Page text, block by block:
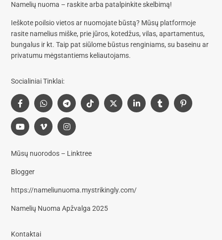
Namelių nuoma – raskite arba patalpinkite skelbimą!
Ieškote poilsio vietos ar nuomojate būstą? Mūsų platformoje
rasite namelius miške, prie jūros, kotedžus, vilas, apartamentus,
bungalus ir kt. Taip pat siūlome būstus renginiams, su baseinu ar
privatumu mėgstantiems keliautojams.
Socialiniai Tinklai:
Mūsų nuorodos – Linktree
Blogger
https://nameliunuoma.mystrikingly.com/
Namelių Nuoma Apžvalga 2025
Kontaktai